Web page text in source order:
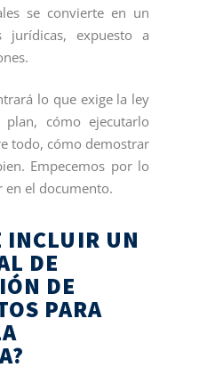
se convierte en un
jurídicas, expuesto a
lo que exige la ley
plan, cómo ejecutarlo
todo, cómo demostrar
Empecemos por lo
en el documento.
INCLUIR UN
DE
DE
PARA